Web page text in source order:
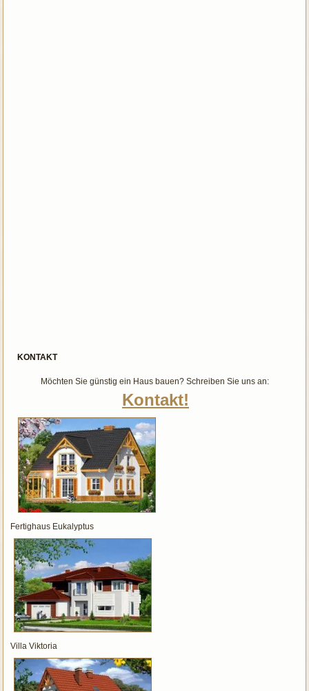
KONTAKT
Möchten Sie günstig ein Haus bauen? Schreiben Sie uns an:
Kontakt!
Fertighaus Eukalyptus
Villa Viktoria